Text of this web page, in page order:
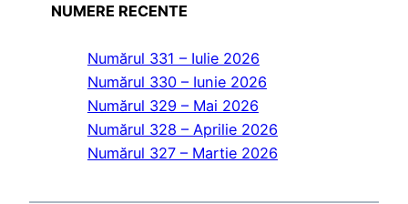
NUMERE RECENTE
Numărul 331 – Iulie 2026
Numărul 330 – Iunie 2026
Numărul 329 – Mai 2026
Numărul 328 – Aprilie 2026
Numărul 327 – Martie 2026